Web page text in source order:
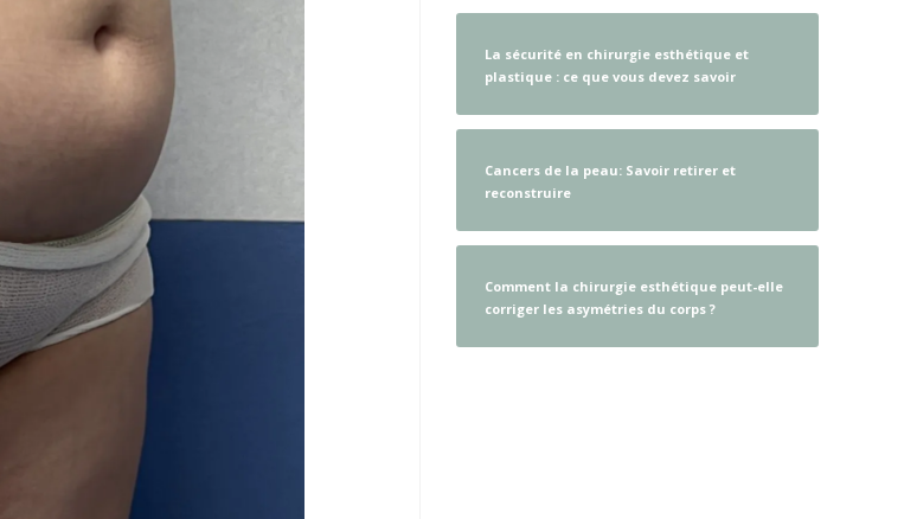
La sécurité en chirurgie esthétique et
plastique : ce que vous devez savoir
Cancers de la peau: Savoir retirer et
reconstruire
Comment la chirurgie esthétique peut-elle
corriger les asymétries du corps ?